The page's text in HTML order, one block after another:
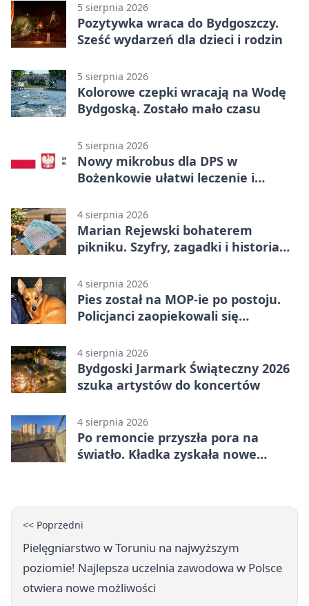
5 sierpnia 2026
Pozytywka wraca do Bydgoszczy.
Sześć wydarzeń dla dzieci i rodzin
5 sierpnia 2026
Kolorowe czepki wracają na Wodę
Bydgoską. Zostało mało czasu
5 sierpnia 2026
Nowy mikrobus dla DPS w
Bożenkowie ułatwi leczenie i
4 sierpnia 2026
Marian Rejewski bohaterem
pikniku. Szyfry, zagadki i historia
4 sierpnia 2026
Pies został na MOP-ie po postoju.
Policjanci zaopiekowali się
4 sierpnia 2026
Bydgoski Jarmark Świąteczny 2026
szuka artystów do koncertów
4 sierpnia 2026
Po remoncie przyszła pora na
światło. Kładka zyskała nowe
<< Poprzedni
Pielęgniarstwo w Toruniu na najwyższym
poziomie! Najlepsza uczelnia zawodowa w Polsce
otwiera nowe możliwości